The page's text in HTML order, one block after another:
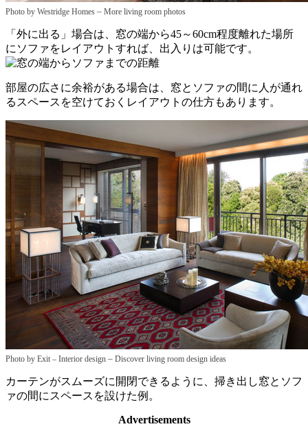
Photo by Westridge Homes – More living room photos
「外に出る」場合は、窓の端から45～60cm程度離れた場所
にソファをレイアウトすれば、出入りは可能です。
部屋の広さに余裕がある場合は、窓とソファの間に人が通れ
るスペースを空けておくレイアウトの仕方もあります。
Photo by Exit – Interior design – Discover living room design ideas
カーテンがスムーズに開閉できるように、掃き出し窓とソフ
ァの間にスペースを設けた例。
Advertisements